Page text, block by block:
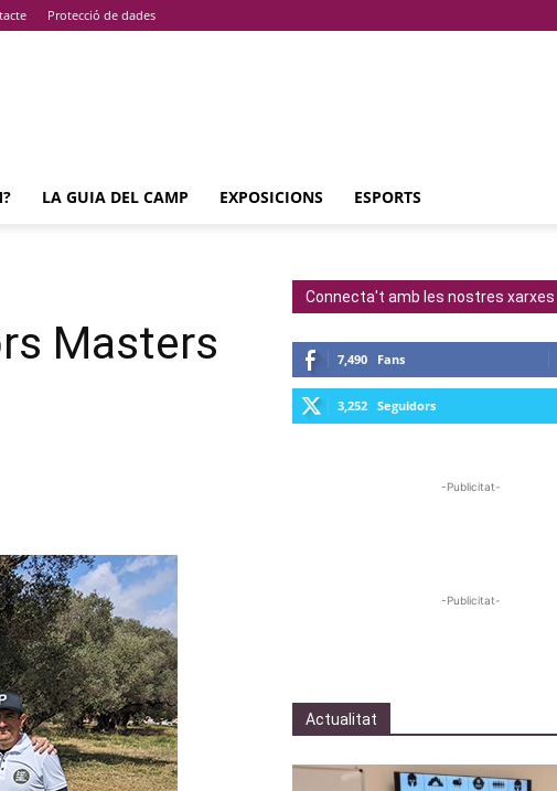
Protecció de dades
LA GUIA DEL CAMP EXPOSICIONS ESPORTS
Masters
Connecta't amb les nostres xarxes
7,490 Fans
3,252 Seguidors
-Publicitat-
-Publicitat-
Actualitat